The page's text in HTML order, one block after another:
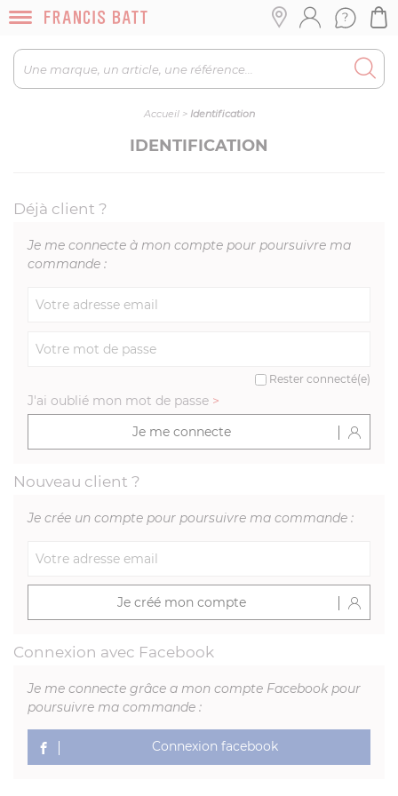
Accueil> Identification
IDENTIFICATION
Déjà client ?
Je me connecte à mon compte pour poursuivre ma
commande :
Rester connecté(e)
J'ai oublié mon mot de passe >
Je me connecte
Nouveau client ?
Je crée un compte pour poursuivre ma commande :
Je créé mon compte
Connexion avec Facebook
Je me connecte grâce a mon compte Facebook pour
poursuivre ma commande :
Connexion facebook